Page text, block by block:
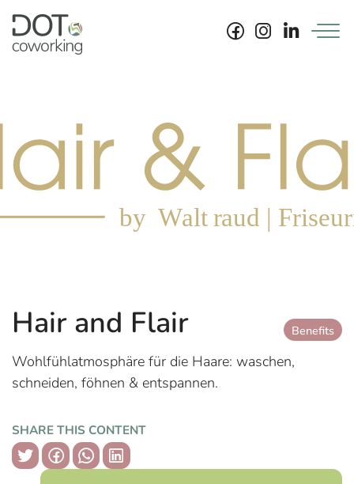
Skip
content
Hair and Flair Benefits
Wohlfühlatmosphäre für die Haare: waschen,
schneiden, föhnen & entspannen.
SHARE THIS CONTENT